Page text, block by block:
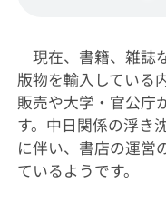
現在、書籍、雑誌
版物を輸入している
販売や大学・官公庁
す。中日関係の浮き
に伴い、書店の運営
ているようです。